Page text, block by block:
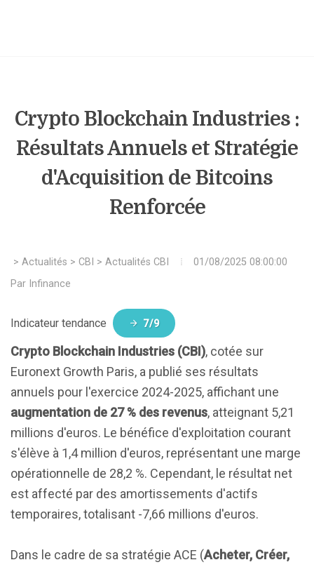
Crypto Blockchain Industries :
Résultats Annuels et Stratégie
d'Acquisition de Bitcoins
Renforcée
> Actualités > CBI > Actualités CBI
01/08/2025 08:00:00
Par Infinance
Indicateur tendance 7/9
Crypto Blockchain Industries (CBI), cotée sur
Euronext Growth Paris, a publié ses résultats
annuels pour l'exercice 2024-2025, affichant une
augmentation de 27 % des revenus, atteignant 5,21
millions d'euros. Le bénéfice d'exploitation courant
s'élève à 1,4 million d'euros, représentant une marge
opérationnelle de 28,2 %. Cependant, le résultat net
est affecté par des amortissements d'actifs
temporaires, totalisant -7,66 millions d'euros.
Dans le cadre de sa stratégie ACE (Acheter, Créer,